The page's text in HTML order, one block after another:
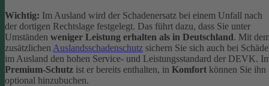
Wichtig: Im Ausland wird der Schadenersatz bei einem Unfall nach
der dortigen Rechtslage festgelegt. Das führt dazu, dass Sie unter
Umständen weniger Leistung erhalten als in Deutschland. Mit
zusätzlichenAuslandsschadenschutz sichern Sie sich auch bei
im Ausland den hohen Service- und Leistungsstandard der DEVK.
Premium-Schutz ist er bereits enthalten, in Komfort können Sie ihn
optional hinzubuchen.